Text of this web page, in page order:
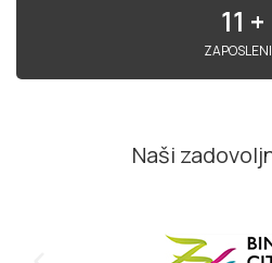
11 +
Naši